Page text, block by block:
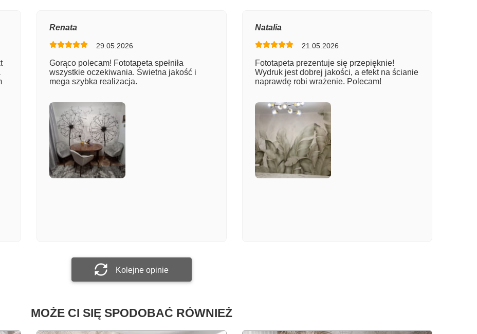
Numer zamówienia
Załącz zdjęcie
Renata
29.05.2026
Gorąco polecam! Fototapeta spełniła
wszystkie oczekiwania. Świetna jakość i
mega szybka realizacja.
Natalia
21.05.2026
Fototapeta prezentuje się przepięknie!
Wydruk jest dobrej jakości, a efekt na ścianie
naprawdę robi wrażenie. Polecam!
Kolejne opinie
MOŻE CI SIĘ SPODOBAĆ RÓWNIEŻ